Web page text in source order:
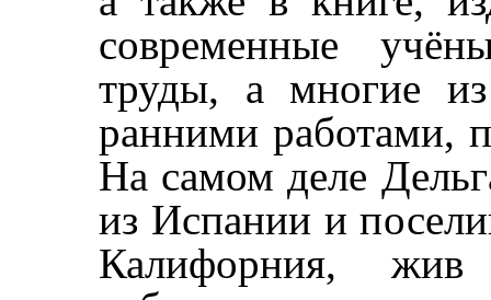
современные
труды, а многие
ранними работами,
На самом деле
из Испании и
Калифорния,